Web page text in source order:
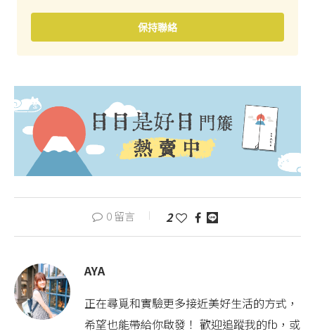
保持聯絡
0 留言 2
AYA
正在尋覓和實驗更多接近美好生活的方式，
希望也能帶給你啟發！ 歡迎追蹤我的fb，或